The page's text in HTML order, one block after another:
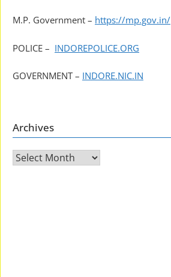
M.P. Government – https://mp.gov.in/
POLICE – INDOREPOLICE.ORG
GOVERNMENT – INDORE.NIC.IN
Archives
Archives